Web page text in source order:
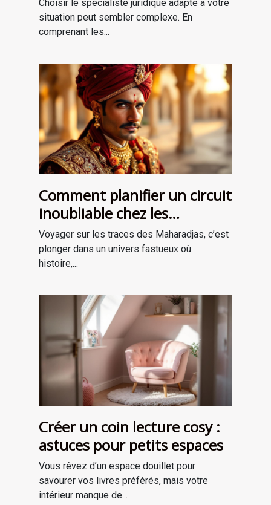
Choisir le spécialiste juridique adapté à votre
situation peut sembler complexe. En
comprenant les...
Comment planifier un circuit
inoubliable chez les
Maharadjas ?
Voyager sur les traces des Maharadjas, c’est
plonger dans un univers fastueux où
histoire,...
Créer un coin lecture cosy :
astuces pour petits espaces
Vous rêvez d’un espace douillet pour
savourer vos livres préférés, mais votre
intérieur manque de...